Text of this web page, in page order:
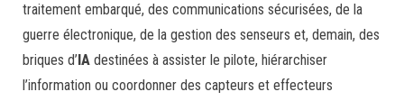
traitement embarqué, des communications sécurisées, de la
guerre électronique, de la gestion des senseurs et, demain, des
briques d’IA destinées à assister le pilote, hiérarchiser
l’information ou coordonner des capteurs et effecteurs